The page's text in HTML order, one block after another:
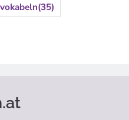
vokabeln(35)